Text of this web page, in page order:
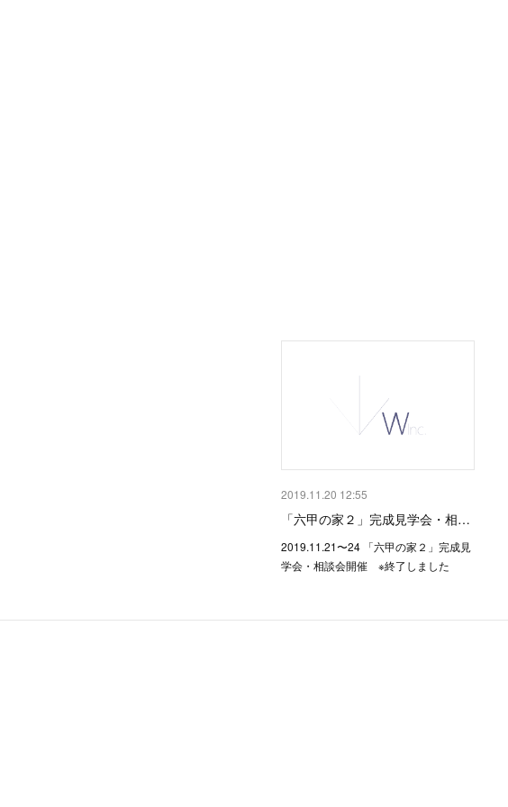
2019.11.20 12:55
「六甲の家２」完成見学会・相…
2019.11.21〜24 「六甲の家２」完成見
学会・相談会開催 ※終了しました